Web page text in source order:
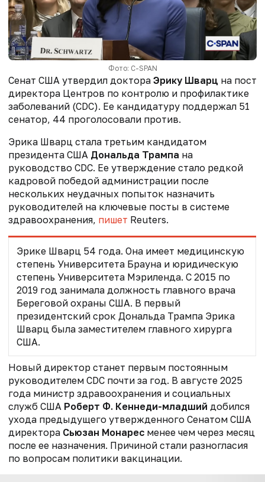
Фото: C-SPAN
Сенат США утвердил доктора Эрику Шварц на пост
директора Центров по контролю и профилактике
заболеваний (CDC). Ее кандидатуру поддержал 51
сенатор, 44 проголосовали против.
Эрика Шварц стала третьим кандидатом
президента США Дональда Трампа на
руководство CDC. Ее утверждение стало редкой
кадровой победой администрации после
нескольких неудачных попыток назначить
руководителей на ключевые посты в системе
здравоохранения, пишет Reuters.
Эрике Шварц 54 года. Она имеет медицинскую
степень Университета Брауна и юридическую
степень Университета Мэриленда. С 2015 по
2019 год занимала должность главного врача
Береговой охраны США. В первый
президентский срок Дональда Трампа Эрика
Шварц была заместителем главного хирурга
США.
Новый директор станет первым постоянным
руководителем CDC почти за год. В августе 2025
года министр здравоохранения и социальных
служб США Роберт Ф. Кеннеди-младший добился
ухода предыдущего утвержденного Сенатом США
директора Сьюзан Монарес менее чем через месяц
после ее назначения. Причиной стали разногласия
по вопросам политики вакцинации.